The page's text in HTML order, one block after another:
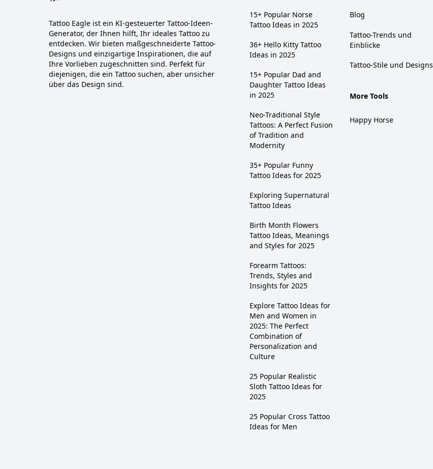
Tattoo Eagle ist ein KI-gesteuerter Tattoo-Ideen-
Generator, der Ihnen hilft, Ihr ideales Tattoo zu
entdecken. Wir bieten maßgeschneiderte Tattoo-
Designs und einzigartige Inspirationen, die auf
Ihre Vorlieben zugeschnitten sind. Perfekt für
diejenigen, die ein Tattoo suchen, aber unsicher
über das Design sind.
15+ Popular Norse
Tattoo Ideas in 2025
36+ Hello Kitty Tattoo
Ideas in 2025
15+ Popular Dad and
Daughter Tattoo Ideas
in 2025
Neo-Traditional Style
Tattoos: A Perfect Fusion
of Tradition and
Modernity
35+ Popular Funny
Tattoo Ideas for 2025
Exploring Supernatural
Tattoo Ideas
Birth Month Flowers
Tattoo Ideas, Meanings
and Styles for 2025
Forearm Tattoos:
Trends, Styles and
Insights for 2025
Explore Tattoo Ideas for
Men and Women in
2025: The Perfect
Combination of
Personalization and
Culture
25 Popular Realistic
Sloth Tattoo Ideas for
2025
25 Popular Cross Tattoo
Ideas for Men
Blog
Tattoo-Trends und
Einblicke
Tattoo-Stile und Designs
More Tools
Happy Horse